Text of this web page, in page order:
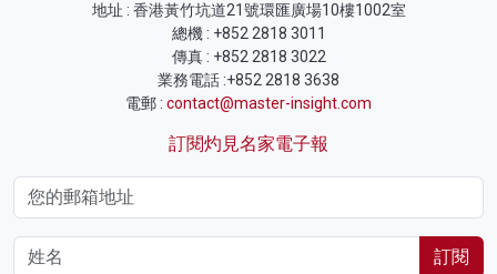
地址 : 香港黃竹坑道21號環匯廣場10樓1002室
總機 : +852 2818 3011
傳真 : +852 2818 3022
業務電話 :+852 2818 3638
電郵 : contact@master-insight.com
訂閱灼見名家電子報
訂閱